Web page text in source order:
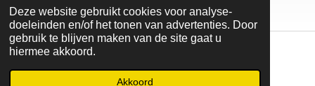
Deze website gebruikt cookies voor analyse-
doeleinden en/of het tonen van advertenties. Door
gebruik te blijven maken van de site gaat u
hiermee akkoord.
Akkoord